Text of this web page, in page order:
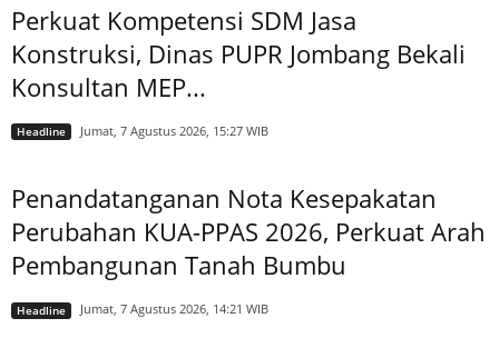
Perkuat Kompetensi SDM Jasa
Konstruksi, Dinas PUPR Jombang Bekali
Konsultan MEP...
Headline Jumat, 7 Agustus 2026, 15:27 WIB
Penandatanganan Nota Kesepakatan
Perubahan KUA-PPAS 2026, Perkuat Arah
Pembangunan Tanah Bumbu
Headline Jumat, 7 Agustus 2026, 14:21 WIB